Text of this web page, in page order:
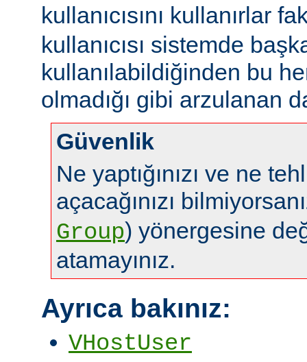
kullanıcısını kullanırlar
kullanıcısı sistemde
kullanılabildiğinden bu
olmadığı gibi arzulanan
Güvenlik
Ne yaptığınızı ve ne
açacağınızı
Group) yönergesine
atamayınız.
Ayrıca bakınız:
VHostUser